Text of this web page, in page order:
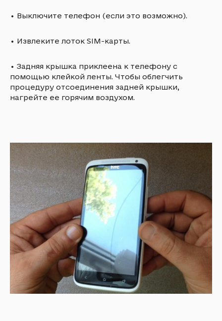
• Выключите телефон (если это возможно).
• Извлеките лоток SIM-карты.
• Задняя крышка приклеена к телефону с
помощью клейкой ленты. Чтобы облегчить
процедуру отсоединения задней крышки,
нагрейте ее горячим воздухом.